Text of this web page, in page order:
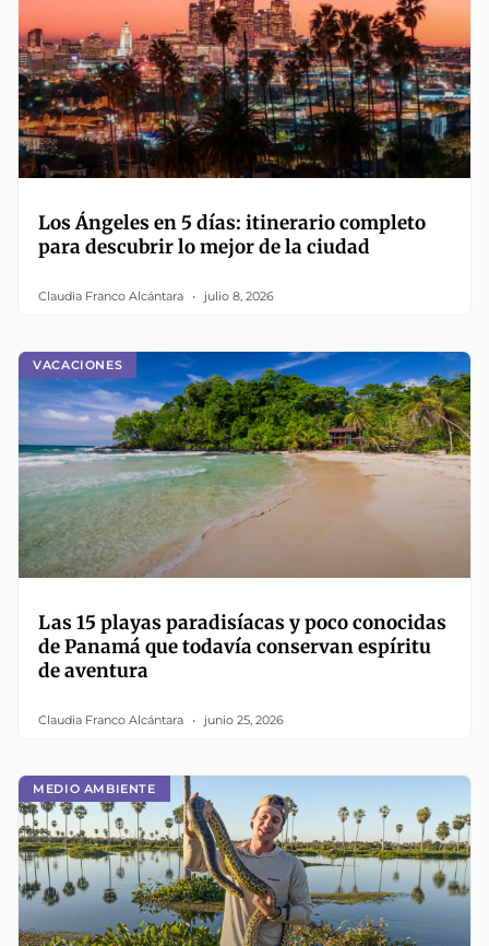
Los Ángeles en 5 días: itinerario completo
para descubrir lo mejor de la ciudad
Claudia Franco Alcántara julio 8, 2026
VACACIONES
Las 15 playas paradisíacas y poco conocidas
de Panamá que todavía conservan espíritu
de aventura
Claudia Franco Alcántara junio 25, 2026
MEDIO AMBIENTE